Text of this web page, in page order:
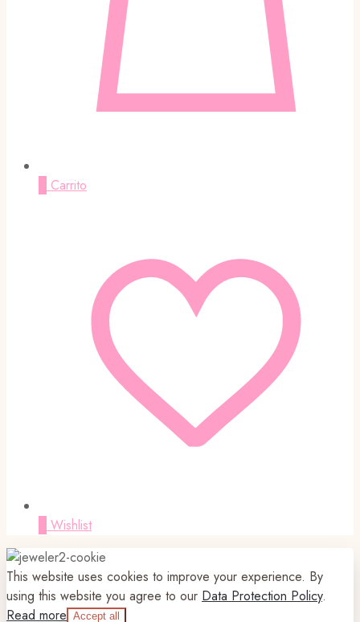
Carrito
Wishlist
This website uses cookies to improve your experience. By
using this website you agree to our Data Protection Policy.
Read more Accept all